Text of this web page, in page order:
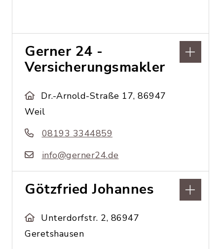
Gerner 24 -
Versicherungsmakler
Dr.-Arnold-Straße 17, 86947
Weil
08193 3344859
info@gerner24.de
Götzfried Johannes
Unterdorfstr. 2, 86947
Geretshausen